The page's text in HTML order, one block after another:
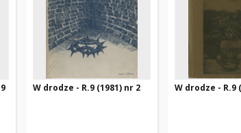
W drodze - R.9 (1981) nr 2 W drodze - R.9